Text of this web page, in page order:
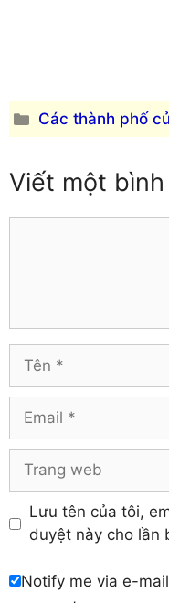
Danh
mục
Các thành phố
Viết một bình
Tên
Email
Trang
Lưu tên của tôi,
duyệt này cho lần
Notify me via e-